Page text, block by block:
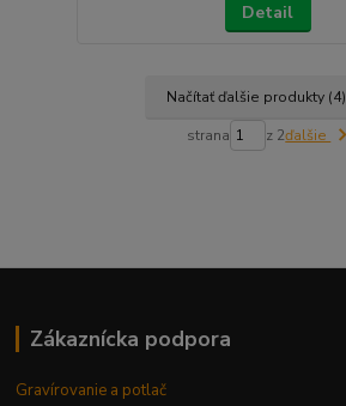
Detail
Načítať ďalšie produkty (4)
strana z 2ďalšie
Zákaznícka podpora
Gravírovanie a potlač